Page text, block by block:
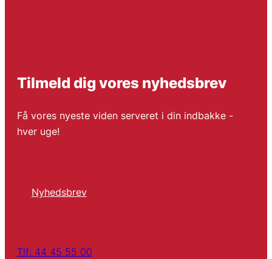
Tilmeld dig vores nyhedsbrev
Få vores nyeste viden serveret i din indbakke -
hver uge!
Nyhedsbrev
Tlf: 44 45 55 00